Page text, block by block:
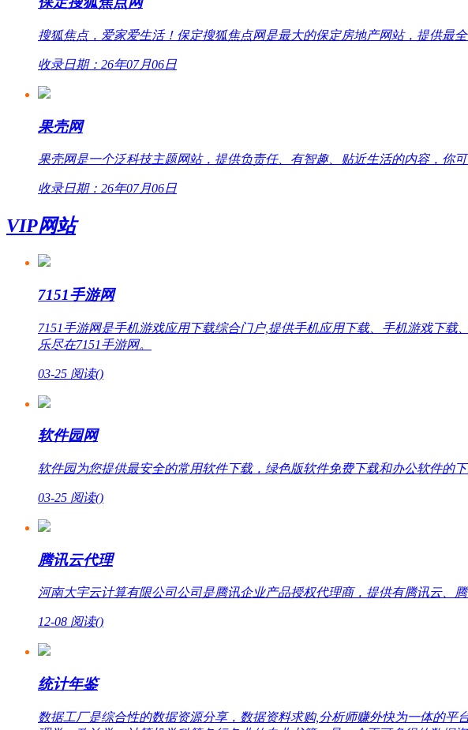
搜狐焦点，爱家爱生活！保定搜狐焦点网是最大的保定房地产网站，提供最
收录日期：26年07月06日
果壳网
果壳网是一个泛科技主题网站，提供负责任、有智趣、贴近生活的内容，你
收录日期：26年07月06日
VIP网站
7151手游网
7151手游网是手机游戏应用下载综合门户,提供手机应用下载、手机游戏下
乐尽在7151手游网。
03-25 阅读()
软件园网
软件园为您提供最安全的常用软件下载，绿色版软件免费下载和办公软件的下
03-25 阅读()
腾讯云代理
河南大宇云计算有限公司公司是腾讯企业产品授权代理商，提供有腾讯云、
12-08 阅读()
统计年鉴
数据工厂是综合性的数据资源分享，数据资料求购,分析师赚外快为一体的